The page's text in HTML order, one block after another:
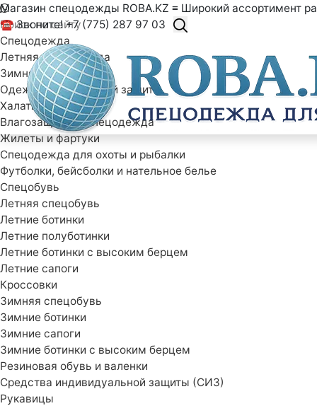
Магазин спецодежды ROBA.KZ ≡ Широкий
☎ Звоните! +7 (775) 287 97 03
Спецодежда
Летняя спецодежда
Зимняя спецодежда
Одежда специальной защиты
Халаты рабочие
Влагозащитная спецодежда
Жилеты и фартуки
Спецодежда для охоты и рыбалки
Футболки, бейсболки и нательное белье
Спецобувь
Летняя спецобувь
Летние ботинки
Летние полуботинки
Летние ботинки с высоким берцем
Летние сапоги
Кроссовки
Зимняя спецобувь
Зимние ботинки
Зимние сапоги
Зимние ботинки с высоким берцем
Резиновая обувь и валенки
Средства индивидуальной защиты (СИЗ)
Рукавицы